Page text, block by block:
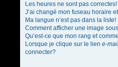
Les heures ne sont pas correctes!
J’ai changé mon fuseau horaire
Ma langue n’est pas dans la liste!
Comment afficher une image
Qu’est-ce que mon rang et
Lorsque je clique sur le lien e-
connecter?